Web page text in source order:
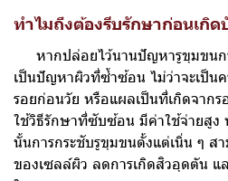
ทำไมถึงต้องรีบรักษาก่อนเกิ
หากปล่อยไว้นานปัญหารูขุมขนกว้
เป็นปัญหาผิวที่ซ้ำซ้อน ไม่ว่าจะเป็นค
รอยก่อนวัย หรือแผลเป็นที่เกิดจาก
ใช้วิธีรักษาที่ซับซ้อน มีค่าใช้จ่ายสูง
นั้นการกระชับรูขุมขนตั้งแต่เนิ่น ๆ ส
ของเซลล์ผิว ลดการเกิดสิวอุดตัน แ